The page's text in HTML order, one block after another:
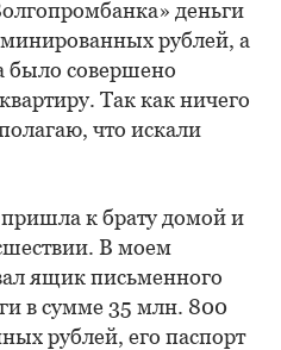
деньги
рублей, а
было совершено
Так как ничего
что искали
к брату домой и
В моем
ящик письменного
в сумме 35 млн. 800
рублей, его паспорт